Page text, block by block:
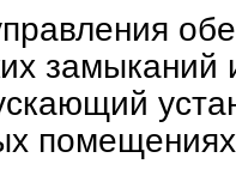
замыканий